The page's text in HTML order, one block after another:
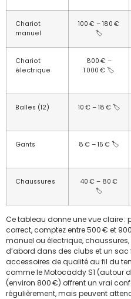
Chariot
manuel
100 € – 180 €
🏷️
Chariot
électrique
800 € –
1 000 € 🏷️
Balles (12) 10 € – 18 € 🏷️
Gants 8 € – 15 € 🏷️
Chaussures
40 € – 80 €
🏷️
Ce tableau donne une vue claire :
correct, comptez entre 500 € et
manuel ou électrique, chaussures,
d’abord dans des clubs et un
accessoires de qualité au fil du
comme le Motocaddy S1 (autour
(environ 800 €) offrent un vrai
régulièrement, mais peuvent